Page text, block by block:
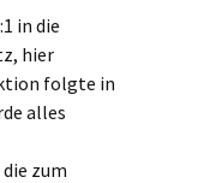
in die
hier
folgte in
alles
zum